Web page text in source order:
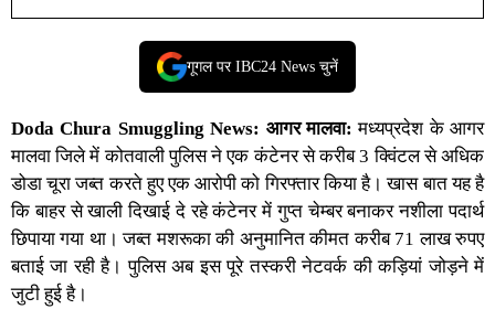
गूगल पर IBC24 News चुनें
Doda Chura Smuggling News: आगर मालवा: मध्यप्रदेशके आगर
मालवाजिले में कोतवाली पुलिस ने एक कंटेनर से करीब 3 क्विंटल से अधिक
डोडा चूरा जब्त करते हुए एक आरोपी को गिरफ्तार किया है। खास बात यह है
कि बाहर से खाली दिखाई दे रहे कंटेनर में गुप्त चेम्बर बनाकर नशीला पदार्थ
छिपाया गया था। जब्त मशरूका की अनुमानित कीमत करीब 71 लाख रुपए
बताई जा रही है। पुलिस अब इस पूरे तस्करी नेटवर्क की कड़ियां जोड़ने में
जुटी हुई है।